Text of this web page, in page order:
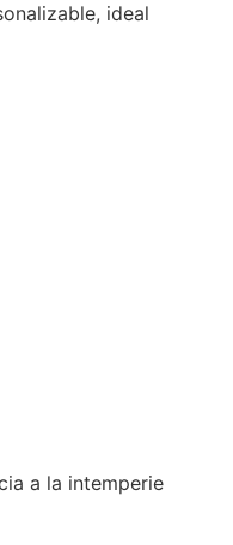
ideal
a la intemperie